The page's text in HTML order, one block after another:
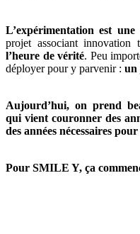
L’expérimentation est une
projet associant
l’heure de vérité. Peu
déployer pour y parvenir : un
Aujourd’hui, on prend
qui vient couronner des
des années nécessaires
Pour SMILE Y, ça